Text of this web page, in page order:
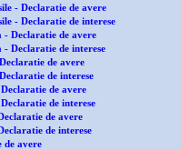
- Declaratie de avere
- Declaratie de interese
Declaratie de avere
Declaratie de interese
de avere
de interese
de avere
de interese
de avere
de interese
de avere